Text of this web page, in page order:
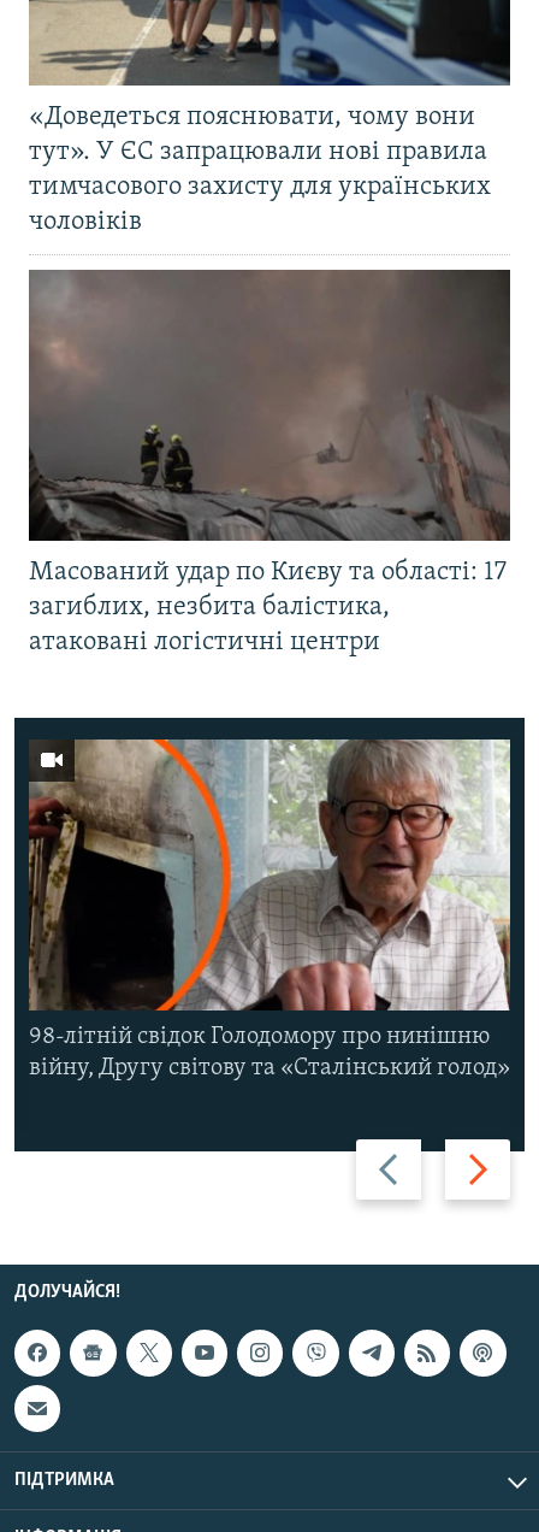
«Доведеться пояснювати, чому вони
тут». У ЄС запрацювали нові правила
тимчасового захисту для українських
чоловіків
Масований удар по Києву та області: 17
загиблих, незбита балістика,
атаковані логістичні центри
Назад Вперед
98-літній свідок Голодомору про нинішню
війну, Другу світову та «Сталінський голод»
ДОЛУЧАЙСЯ!
ПІДТРИМКА